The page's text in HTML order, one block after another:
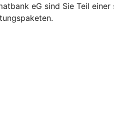
eG sind Sie Teil